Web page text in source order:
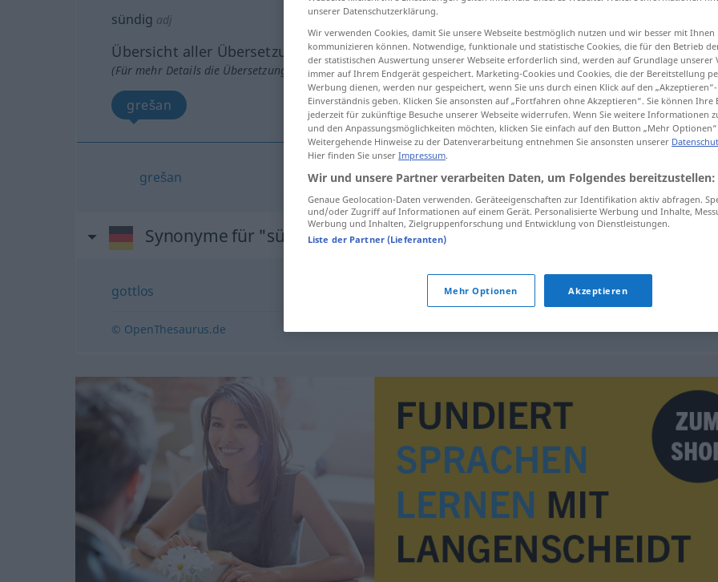
sündig adj
Übersicht aller Übersetzungen
(Für mehr Details die Übersetzung anklicken/antippen)
grešan
grešan sündig
Synonyme für "sündig"
gottlos
© OpenThesaurus.de
unserer Datenschutzerklärung.
Wir verwenden Cookies, damit Sie unsere Webseite bestmöglich nutzen und wir besser mit Ihnen
kommunizieren können. Notwendige, funktionale und statistische Cookies, die für den Betrieb
der statistischen Auswertung unserer Webseite erforderlich sind, werden auf Grundlage unserer
immer auf Ihrem Endgerät gespeichert. Marketing-Cookies und Cookies, die der Bereitstellung
Werbung dienen, werden nur gespeichert, wenn Sie uns durch einen Klick auf den
Einverständnis geben. Klicken Sie ansonsten auf „Fortfahren ohne Akzeptieren“. Sie können
jederzeit für zukünftige Besuche unserer Webseite widerrufen. Wenn Sie weitere Informationen
und den Anpassungsmöglichkeiten möchten, klicken Sie einfach auf den Button „Mehr
Weitergehende Hinweise zu der Datenverarbeitung entnehmen Sie ansonsten unserer
Hier finden Sie unser Impressum.
Wir und unsere Partner verarbeiten Daten, um Folgendes bereitzustellen:
Genaue Geolocation-Daten verwenden. Geräteeigenschaften zur Identifikation aktiv abfragen.
und/oder Zugriff auf Informationen auf einem Gerät. Personalisierte Werbung und Inhalte,
Werbung und Inhalten, Zielgruppenforschung und Entwicklung von Dienstleistungen.
Liste der Partner (Lieferanten)
Mehr Optionen Akzeptieren